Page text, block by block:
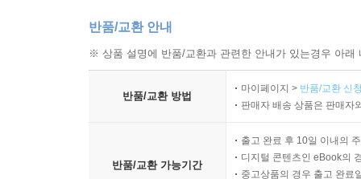
반품/교환 안내
※ 상품 설명에 반품/교환과 관련한 안내가 있는경우 아
반품/교환 방법
마이페이지 > 반품/교환 신
판매자 배송 상품은 판매자
반품/교환 가능기간
출고 완료 후 10일 이내의
디지털 콘텐츠인 eBook의
중고상품의 경우 출고 완료